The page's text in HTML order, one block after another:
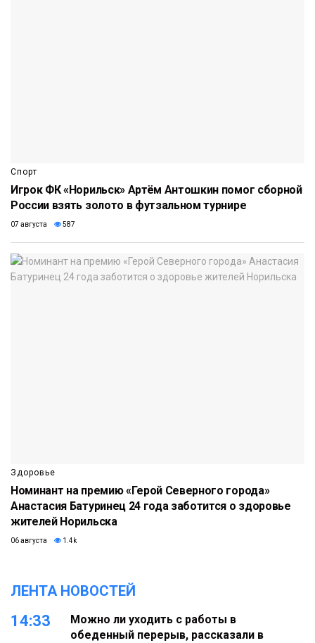
Спорт
Игрок ФК «Норильск» Артём Антошкин помог сборной
России взять золото в футзальном турнире
07 августа 587
Здоровье
Номинант на премию «Герой Северного города»
Анастасия Батуринец 24 года заботится о здоровье
жителей Норильска
06 августа 1.4k
ЛЕНТА НОВОСТЕЙ
14:33
Можно ли уходить с работы в
обеденный перерыв, рассказали в